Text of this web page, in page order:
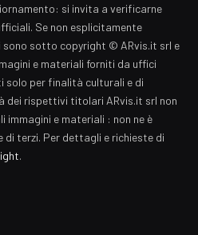
si invita a verificarne
Se non esplicitamente
sotto copyright © ARvis.it srl e
e materiali forniti da uffici
solo per finalità culturali e di
dei rispettivi titolari ARvis.it srl non
e materiali : non ne è
terzi. Per dettagli e richieste di
.